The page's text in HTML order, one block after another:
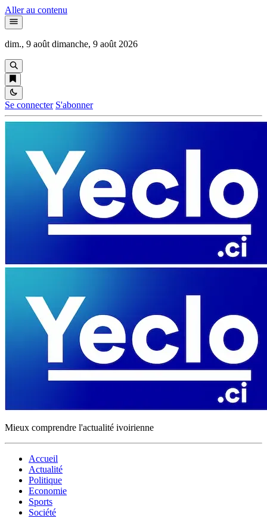
Aller au contenu
dim., 9 août dimanche, 9 août 2026
Se connecter S'abonner
Mieux comprendre l'actualité ivoirienne
Accueil
Actualité
Politique
Economie
Sports
Société